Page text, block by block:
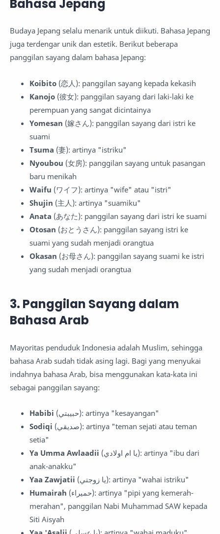
Bahasa Jepang
Budaya Jepang selalu menarik untuk diikuti. Bahasa Jepang
juga terdengar unik dan estetik. Berikut beberapa
panggilan sayang dalam bahasa Jepang:
Koibito (恋人): panggilan sayang kepada kekasih
Kanojo (彼女): panggilan sayang dari laki-laki ke
perempuan yang sangat dicintainya
Yomesan (嫁さん): panggilan sayang dari istri ke
suami
Tsuma (妻): artinya "istriku"
Nyoubou (女房): panggilan sayang untuk pasangan
baru menikah
Waifu (ワイフ): artinya "wife" atau "istri"
Shujin (主人): artinya "suamiku"
Anata (あなた): panggilan sayang dari istri ke suami
Otosan (おとうさん): panggilan sayang istri ke
suami yang sudah menjadi orangtua
Okasan (お母さん): panggilan sayang suami ke istri
yang sudah menjadi orangtua
3. Panggilan Sayang dalam
Bahasa Arab
Mayoritas penduduk Indonesia adalah Muslim, sehingga
bahasa Arab sudah tidak asing lagi. Bagi yang menyukai
indahnya bahasa Arab, bisa menggunakan kata-kata ini
sebagai panggilan sayang:
Habibi
(حبيبتي): artinya "kesayangan"
Sodiqi (صديقي): artinya "teman sejati atau teman
setia"
Ya Umma Awlaadii (يا ام اولادي): artinya "ibu dari
anak-anakku"
Yaa Zawjatii
(يا زوجتي): artinya "wahai istriku"
Humairah (حميراء): artinya "pipi yang kemerah-
merahan", panggilan Nabi Muhammad SAW kepada
Siti Aisyah